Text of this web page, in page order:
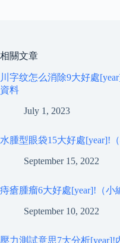
相關文章
川字纹怎么消除9大好處
資料
July 1, 2023
水腫型眼袋15大好處[year]!
September 15, 2022
痔瘡腫瘤6大好處[year]!（小
September 10, 2022
壓力測試意思7大分析